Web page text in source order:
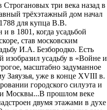
Строгановых три века назад в
трёхэтажный дом начал
для купца В.В.
в 1801, когда усадьбой
став московским
И.А. Безбородко. Есть
усадьбу в «Войне и
масштабно задуманное
Заяузья, уже в конце XVIII в.
городского силуэта и
Москвы...В прошлом веке
двумя этажами в духе